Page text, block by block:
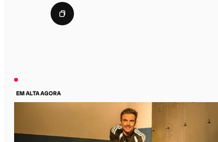
EM ALTA AGORA